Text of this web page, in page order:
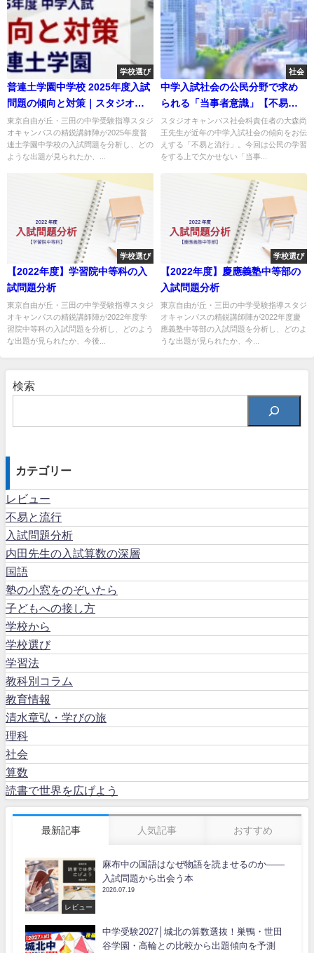
学校選び
普連土学園中学校 2025年度入試
問題の傾向と対策｜スタジオキ
ャンパス
東京自由が丘・三田の中学受験指導スタジ
オキャンパスの精鋭講師陣が2025年度普
連土学園中学校の入試問題を分析し、どの
ような出題が見られたか、...
社会
中学入試社会の公民分野で求め
られる「当事者意識」【不易と
流行】
スタジオキャンパス社会科責任者の大森尚
王先生が近年の中学入試社会の傾向をお伝
えする「不易と流行」。今回は公民の学習
をする上で欠かせない「当事...
学校選び
【2022年度】学習院中等科の入
試問題分析
東京自由が丘・三田の中学受験指導スタジ
オキャンパスの精鋭講師陣が2022年度学
習院中等科の入試問題を分析し、どのよう
な出題が見られたか、今後...
学校選び
【2022年度】慶應義塾中等部の
入試問題分析
東京自由が丘・三田の中学受験指導スタジ
オキャンパスの精鋭講師陣が2022年度慶
應義塾中等部の入試問題を分析し、どのよ
うな出題が見られたか、今...
検索
カテゴリー
レビュー
不易と流行
入試問題分析
内田先生の入試算数の深層
国語
塾の小窓をのぞいたら
子どもへの接し方
学校から
学校選び
学習法
教科別コラム
教育情報
清水章弘・学びの旅
理科
社会
算数
読書で世界を広げよう
最新記事 人気記事 おすすめ
レビュー
麻布中の国語はなぜ物語を読ませるのか――
入試問題から出会う本
2026.07.19
中学受験2027│城北の算数選抜！巣鴨・世田
谷学園・高輪との比較から出題傾向を予測